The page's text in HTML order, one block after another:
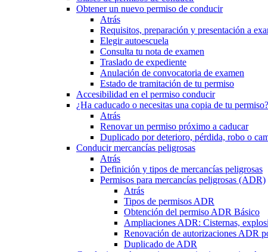
Obtener un nuevo permiso de conducir
Atrás
Requisitos, preparación y presentación a
Elegir autoescuela
Consulta tu nota de examen
Traslado de expediente
Anulación de convocatoria de examen
Estado de tramitación de tu permiso
Accesibilidad en el permiso conducir
¿Ha caducado o necesitas una copia de tu permiso?
Atrás
Renovar un permiso próximo a caducar
Duplicado por deterioro, pérdida, robo o
Conducir mercancías peligrosas
Atrás
Definición y tipos de mercancías peligrosas
Permisos para mercancías peligrosas (ADR)
Atrás
Tipos de permisos ADR
Obtención del permiso ADR Básico
Ampliaciones ADR: Cisternas,
Renovación de autorizaciones ADR
Duplicado de ADR